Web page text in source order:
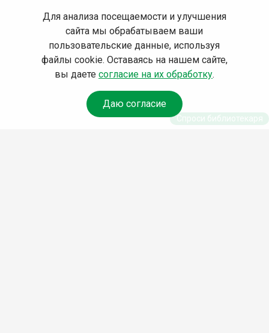
Для анализа посещаемости и улучшения
сайта мы обрабатываем ваши
пользовательские данные, используя
файлы cookie. Оставаясь на нашем сайте,
вы даете согласие на их обработку.
Даю согласие
Спроси библиотекаря